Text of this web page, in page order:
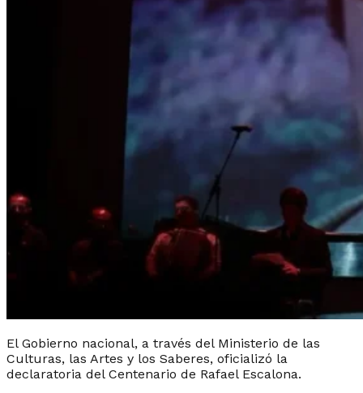
El Gobierno nacional, a través del Ministerio de las
Culturas, las Artes y los Saberes, oficializó la
declaratoria del Centenario de Rafael Escalona.